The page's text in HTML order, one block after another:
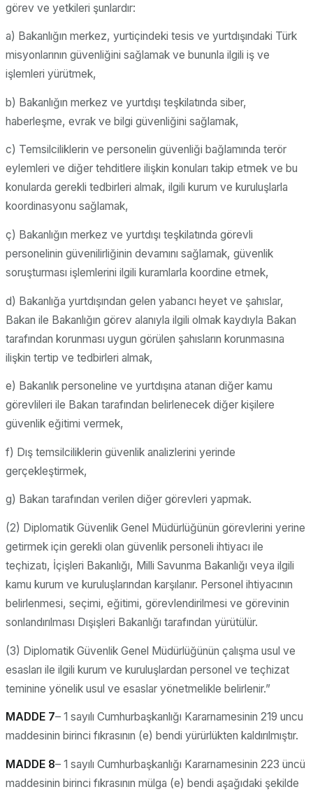
görev ve yetkileri şunlardır:
a) Bakanlığın merkez, yurtiçindeki tesis ve yurtdışındaki Türk
misyonlarının güvenliğini sağlamak ve bununla ilgili iş ve
işlemleri yürütmek,
b) Bakanlığın merkez ve yurtdışı teşkilatında siber,
haberleşme, evrak ve bilgi güvenliğini sağlamak,
c) Temsilciliklerin ve personelin güvenliği bağlamında terör
eylemleri ve diğer tehditlere ilişkin konuları takip etmek ve bu
konularda gerekli tedbirleri almak, ilgili kurum ve kuruluşlarla
koordinasyonu sağlamak,
ç) Bakanlığın merkez ve yurtdışı teşkilatında görevli
personelinin güvenilirliğinin devamını sağlamak, güvenlik
soruşturması işlemlerini ilgili kuramlarla koordine etmek,
d) Bakanlığa yurtdışından gelen yabancı heyet ve şahıslar,
Bakan ile Bakanlığın görev alanıyla ilgili olmak kaydıyla Bakan
tarafından korunması uygun görülen şahısların korunmasına
ilişkin tertip ve tedbirleri almak,
e) Bakanlık personeline ve yurtdışına atanan diğer kamu
görevlileri ile Bakan tarafından belirlenecek diğer kişilere
güvenlik eğitimi vermek,
f) Dış temsilciliklerin güvenlik analizlerini yerinde
gerçekleştirmek,
g) Bakan tarafından verilen diğer görevleri yapmak.
(2) Diplomatik Güvenlik Genel Müdürlüğünün görevlerini yerine
getirmek için gerekli olan güvenlik personeli ihtiyacı ile
teçhizatı, İçişleri Bakanlığı, Milli Savunma Bakanlığı veya ilgili
kamu kurum ve kuruluşlarından karşılanır. Personel ihtiyacının
belirlenmesi, seçimi, eğitimi, görevlendirilmesi ve görevinin
sonlandırılması Dışişleri Bakanlığı tarafından yürütülür.
(3) Diplomatik Güvenlik Genel Müdürlüğünün çalışma usul ve
esasları ile ilgili kurum ve kuruluşlardan personel ve teçhizat
teminine yönelik usul ve esaslar yönetmelikle belirlenir.”
MADDE 7– 1 sayılı Cumhurbaşkanlığı Kararnamesinin 219 uncu
maddesinin birinci fıkrasının (e) bendi yürürlükten kaldırılmıştır.
MADDE 8– 1 sayılı Cumhurbaşkanlığı Kararnamesinin 223 üncü
maddesinin birinci fıkrasının mülga (e) bendi aşağıdaki şekilde